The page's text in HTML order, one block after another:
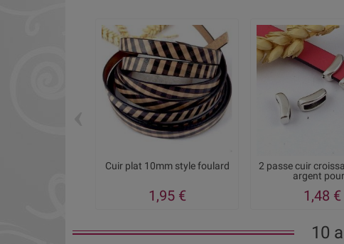
Cuir plat 10mm style foulard
1,95 €
2 passe cuir
argent
1,48 €
10